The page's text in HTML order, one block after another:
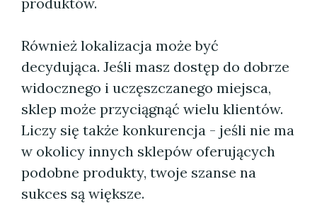
Również lokalizacja może być
decydująca. Jeśli masz dostęp do dobrze
widocznego i uczęszczanego miejsca,
sklep może przyciągnąć wielu klientów.
Liczy się także konkurencja - jeśli nie ma
w okolicy innych sklepów oferujących
podobne produkty, twoje szanse na
sukces są większe.